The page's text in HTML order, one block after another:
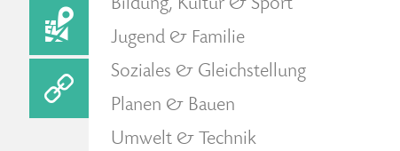
Bildung, Kultur & Sport
Jugend & Familie
Soziales & Gleichstellung
Planen & Bauen
Umwelt & Technik